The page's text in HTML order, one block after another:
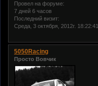
Провел на форуме:
7 дней 6 часов
Последний визит:
Среда, 3 октября, 2012г. 18:22:41
5050Racing
Просто Вовчик